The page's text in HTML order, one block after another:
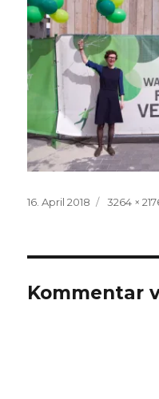
Veröffentlicht
16. April 2018
Volle
3264 ×
Kommentar